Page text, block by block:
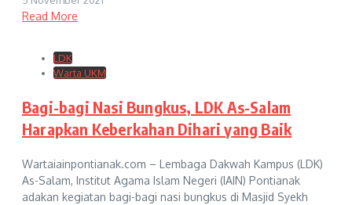
Read More
LDK
Warta UKM
Bagi-bagi Nasi Bungkus, LDK As-Salam
Harapkan Keberkahan Dihari yang Baik
Wartaiainpontianak.com – Lembaga Dakwah Kampus (LDK)
As-Salam, Institut Agama Islam Negeri (IAIN) Pontianak
adakan kegiatan bagi-bagi nasi bungkus di Masjid Syekh